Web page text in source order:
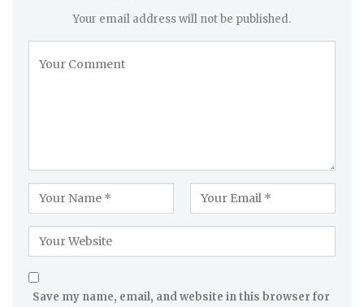
Your email address will not be published.
Save my name, email, and website in this browser for